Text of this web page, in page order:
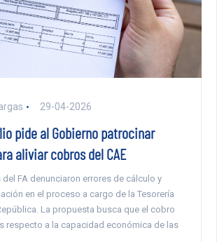
29-04-2026
pide al Gobierno patrocinar
aliviar cobros del CAE
del FA denunciaron errores de cálculo y
en el proceso a cargo de la Tesorería
La propuesta busca que el cobro
respecto a la capacidad económica de las